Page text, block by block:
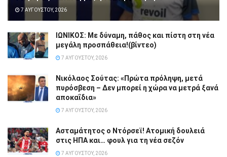
7 ΑΥΓΟΎΣΤΟΥ, 2026
ΙΩΝΙΚΟΣ: Με δύναμη, πάθος και πίστη στη νέα
μεγάλη προσπάθεια!(βίντεο)
7 ΑΥΓΟΎΣΤΟΥ, 2026
Νικόλαος Σούτας: «Πρώτα πρόληψη, μετά
πυρόσβεση – Δεν μπορεί η χώρα να μετρά ξανά
αποκαΐδια»
7 ΑΥΓΟΎΣΤΟΥ, 2026
Ασταμάτητος ο Ντόρσεϊ! Ατομική δουλειά
στις ΗΠΑ και… φουλ για τη νέα σεζόν
7 ΑΥΓΟΎΣΤΟΥ, 2026